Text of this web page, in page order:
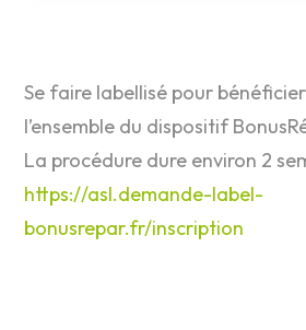
Se faire labellisé pour
l’ensemble du dispositif
La procédure dure environ 2
https://asl.demande-label-
bonusrepar.fr/inscription